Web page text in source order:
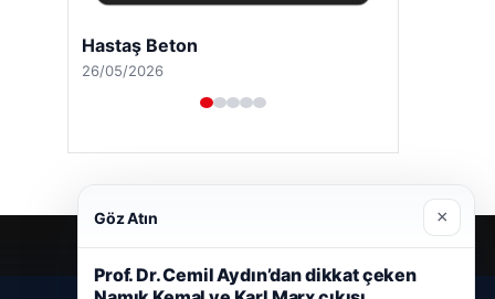
Hastaş Beton
26/05/2026
Göz Atın ×
Prof. Dr. Cemil Aydın’dan dikkat çeken